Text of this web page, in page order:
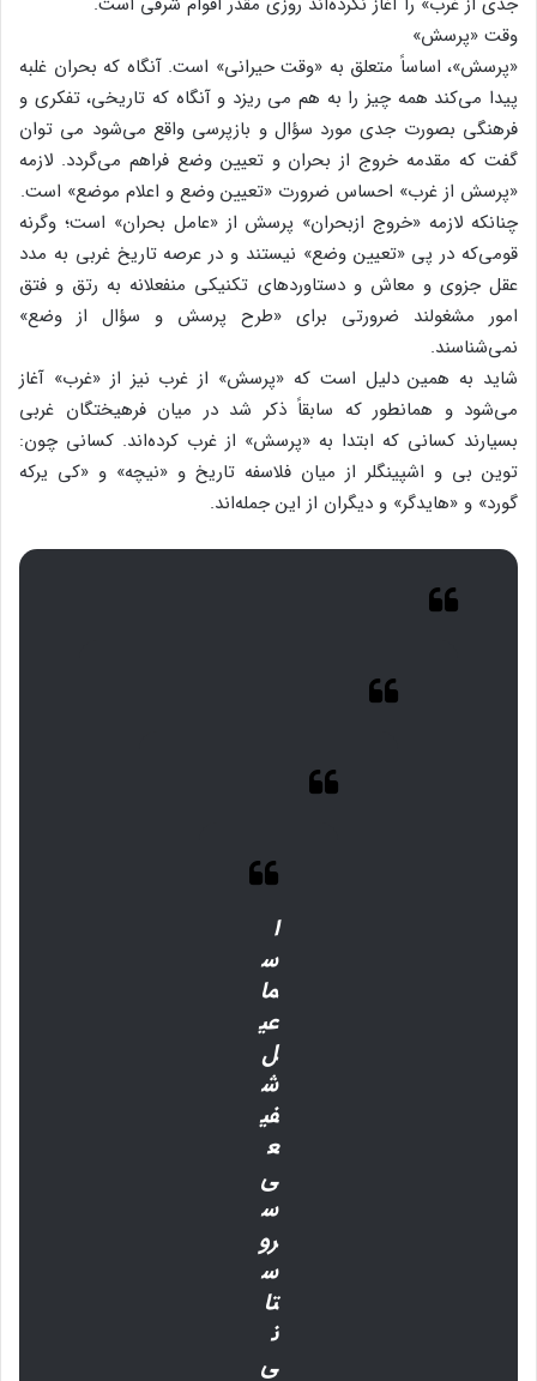
وقت «پرسش»
«پرسش»، اساساً متعلق به «وقت حیرانی» است. آنگاه که بحران غلبه
پیدا می‌کند همه چیز را به هم می ریزد و آنگاه که تاریخی، تفکری و
فرهنگی بصورت جدی مورد سؤال و بازپرسی واقع می‌شود می توان
گفت که مقدمه خروج از بحران و تعیین وضع فراهم می‌گردد. لازمه
«پرسش از غرب» احساس ضرورت «تعیین وضع و اعلام موضع» است.
چنانکه لازمه «خروج ازبحران» پرسش از «عامل بحران» است؛ وگرنه
قومی‌که در پی «تعیین وضع» نیستند و در عرصه تاریخ غربی به مدد
عقل جزوی و معاش و دستاوردهای تکنیکی منفعلانه به رتق و فتق
امور مشغولند ضرورتی برای «طرح پرسش و سؤال از وضع»
نمی‌شناسند.
شاید به همین دلیل است که «پرسش» از غرب نیز از «غرب» آغاز
می‌شود و همانطور که سابقاً ذکر شد در میان فرهیختگان غربی
بسیارند کسانی که ابتدا به «پرسش» از غرب کرده‌اند. کسانی چون:
توین بی و اشپینگلر از میان فلاسفه تاریخ و «نیچه» و «کی یرکه
گورد» و «هایدگر» و دیگران از این جمله‌اند.
ا
س
ما
عی
ل
ش
فی
ع
ی
س
رو
س
تا
ن
ی